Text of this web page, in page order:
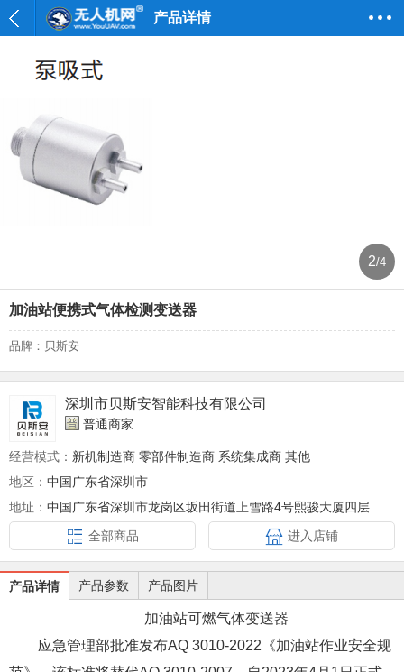
产品详情
2/4
加油站便携式气体检测变送器
品牌：贝斯安
深圳市贝斯安智能科技有限公司
普通商家
经营模式： 新机制造商 零部件制造商 系统集成商 其他
地区： 中国广东省深圳市
地址： 中国广东省深圳市龙岗区坂田街道上雪路4号熙骏大厦四层
全部商品
进入店铺
产品详情 产品参数 产品图片
加油站可燃气体变送器
应急管理部批准发布AQ 3010-2022《加油站作业安全规